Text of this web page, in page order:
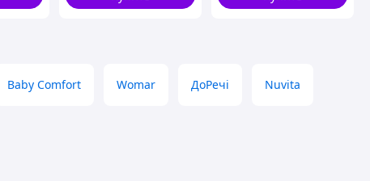
Baby Comfort Womar ДоРечі Nuvita